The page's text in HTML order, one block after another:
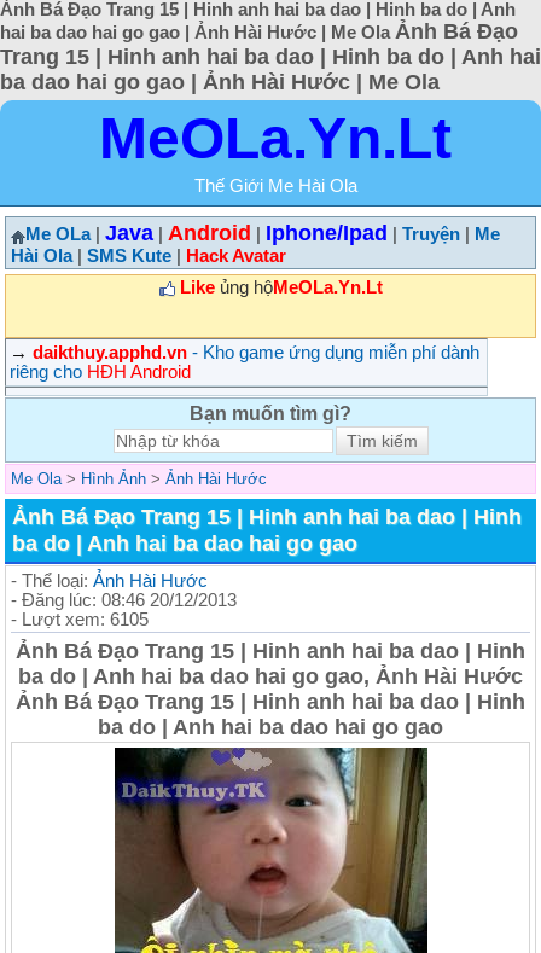
Ảnh Bá Đạo Trang 15 | Hinh anh hai ba dao | Hinh ba do | Anh
hai ba dao hai go gao | Ảnh Hài Hước | Me Ola Ảnh Bá Đạo
Trang 15 | Hinh anh hai ba dao | Hinh ba do | Anh hai
ba dao hai go gao | Ảnh Hài Hước | Me Ola
MeOLa.Yn.Lt
Thế Giới Me Hài Ola
Me OLa| Java Android Iphone/Ipad Truyện
Me
Hài Ola| SMS Kute
Hack Avatar
Likeủng hộMeOLa.Yn.Lt
→ daikthuy.apphd.vn - Kho game ứng dụng miễn phí dành
riêng cho HĐH Android
Bạn muốn tìm gì?
Me Ola > Hình Ảnh > Ảnh Hài Hước
Ảnh Bá Đạo Trang 15 | Hinh anh hai ba dao | Hinh
ba do | Anh hai ba dao hai go gao
- Thể loại: Ảnh Hài Hước
- Đăng lúc: 08:46 20/12/2013
- Lượt xem: 6105
Ảnh Bá Đạo Trang 15 | Hinh anh hai ba dao | Hinh
ba do | Anh hai ba dao hai go gao, Ảnh Hài Hước
Ảnh Bá Đạo Trang 15 | Hinh anh hai ba dao | Hinh
ba do | Anh hai ba dao hai go gao